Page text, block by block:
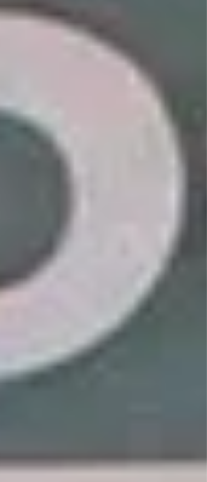
de Puebla
La cita fue el sábado 21
las instalaciones del